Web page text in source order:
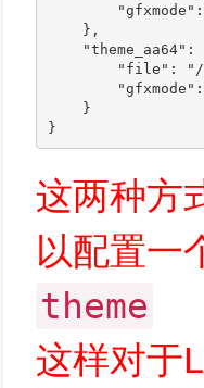
    },
"theme_aa64":
"file":
    }
这两种方
以配置一
theme
这样对于